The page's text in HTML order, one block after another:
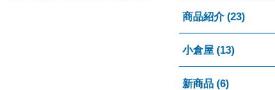
商品紹介 (23)
小倉屋 (13)
新商品 (6)